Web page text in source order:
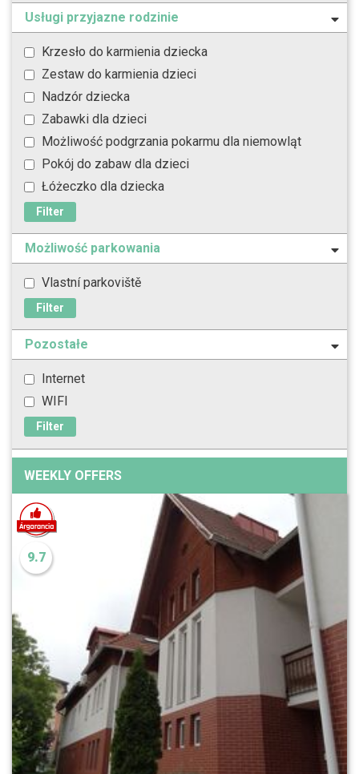
Usługi przyjazne rodzinie
Krzesło do karmienia dziecka
Zestaw do karmienia dzieci
Nadzór dziecka
Zabawki dla dzieci
Możliwość podgrzania pokarmu dla niemowląt
Pokój do zabaw dla dzieci
Łóżeczko dla dziecka
Filter
Możliwość parkowania
Vlastní parkoviště
Filter
Pozostałe
Internet
WIFI
Filter
WEEKLY OFFERS
9.7